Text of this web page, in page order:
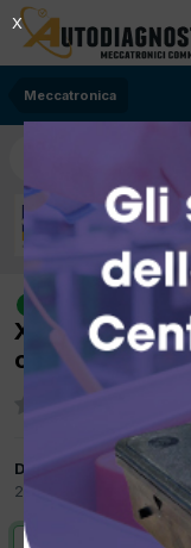
Meccatronica
risolto
[Opel
X12XE Kw 48
ogni tanto
Da autoantonelli
21 Giugno 2015 in
X